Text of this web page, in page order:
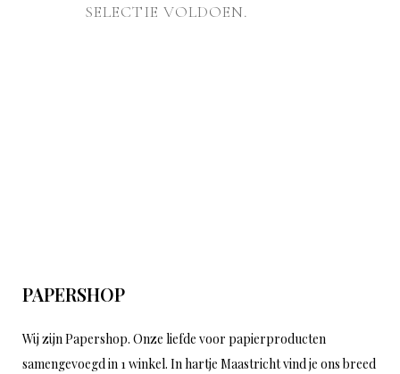
SELECTIE VOLDOEN.
PAPERSHOP
Wij zijn Papershop. Onze liefde voor papierproducten
samengevoegd in 1 winkel. In hartje Maastricht vind je ons breed